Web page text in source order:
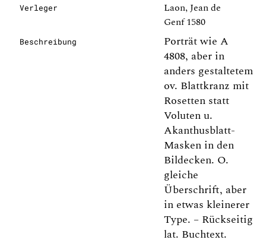
Verleger
Laon, Jean de
Genf 1580
Beschreibung
Porträt wie A
4808, aber in
anders gestaltetem
ov. Blattkranz mit
Rosetten statt
Voluten u.
Akanthusblatt-
Masken in den
Bildecken. O.
gleiche
Überschrift, aber
in etwas kleinerer
Type. – Rückseitig
lat. Buchtext.